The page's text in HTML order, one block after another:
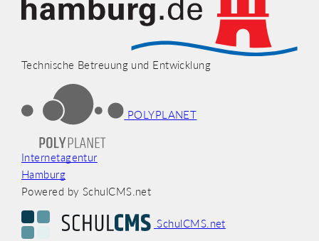
Technische Betreuung und Entwicklung
POLYPLANET
Internetagentur
Hamburg
Powered by SchulCMS.net
SchulCMS.net